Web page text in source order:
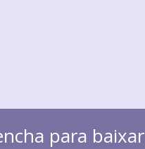
para baixar